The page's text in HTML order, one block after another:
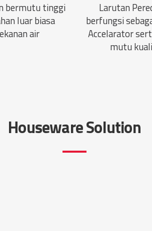
bermutu tinggi
luar biasa
air
Larutan
berfungsi
Accelarator
mutu
Houseware Solution